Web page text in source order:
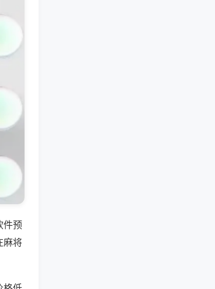
件预
麻将